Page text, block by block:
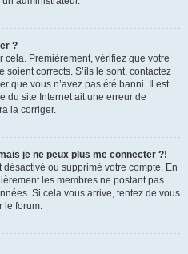
?
Premièrement, vérifiez que votre
soient corrects. S’ils le sont, contactez
que vous n’avez pas été banni. Il est
du site Internet ait une erreur de
la corriger.
je ne peux plus me connecter ?!
désactivé ou supprimé votre compte. En
les membres ne postant pas
Si cela vous arrive, tentez de vous
le forum.